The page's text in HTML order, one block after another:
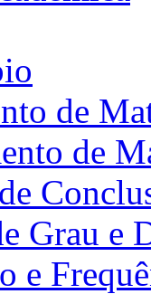
de
de
Grau e
e